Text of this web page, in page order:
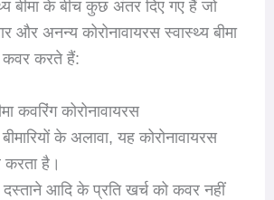
बीमा के बीच कुछ अंतर दिए गए हैं जो
और अनन्य कोरोनावायरस स्वास्थ्य बीमा
कवर करते हैं:
कवरिंग कोरोनावायरस
के अलावा, यह कोरोनावायरस
करता है।
दस्ताने आदि के प्रति खर्च को कवर नहीं